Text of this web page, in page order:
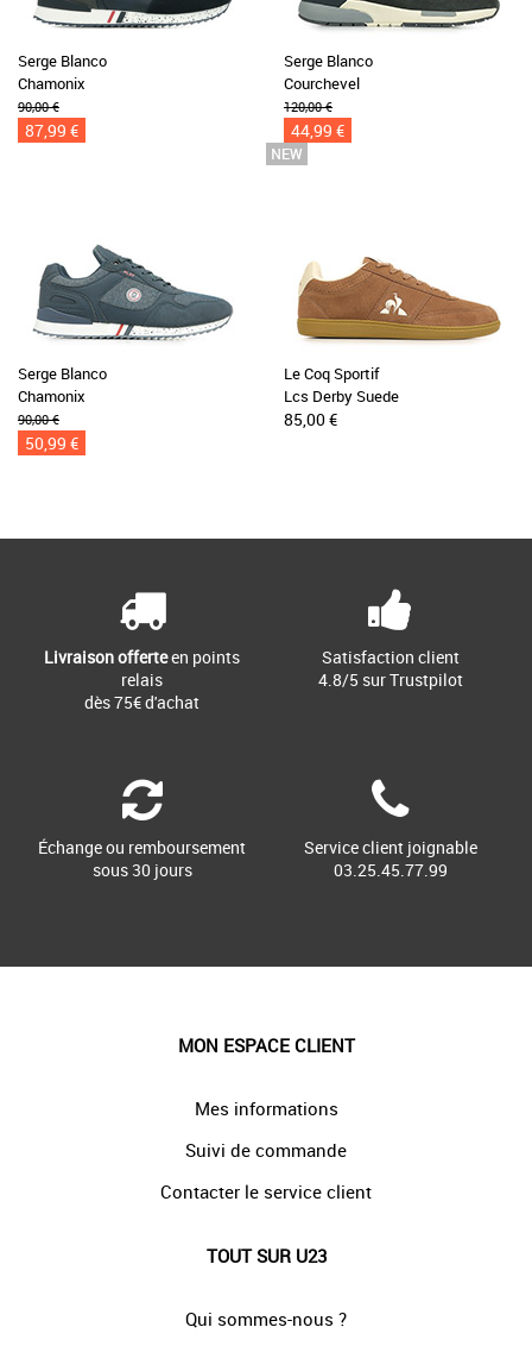
Serge Blanco
Chamonix
90,00 €
87,99 €
Serge Blanco
Courchevel
120,00 €
44,99 €
Serge Blanco
Chamonix
90,00 €
50,99 €
Le Coq Sportif
Lcs Derby Suede
85,00 €
Livraison offerteen points
relais
dès 75€ d'achat
Satisfaction client
4.8/5 sur Trustpilot
Échange ou remboursement
sous 30 jours
Service client joignable
03.25.45.77.99
MON ESPACE CLIENT
Mes informations
Suivi de commande
Contacter le service client
TOUT SUR U23
Qui sommes-nous ?